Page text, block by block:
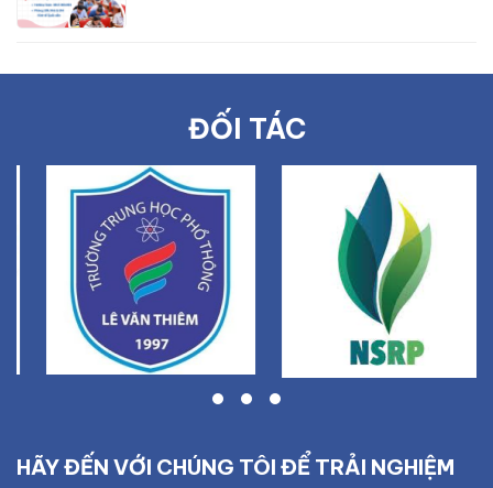
ĐỐI TÁC
HÃY ĐẾN VỚI CHÚNG TÔI ĐỂ TRẢI NGHIỆM